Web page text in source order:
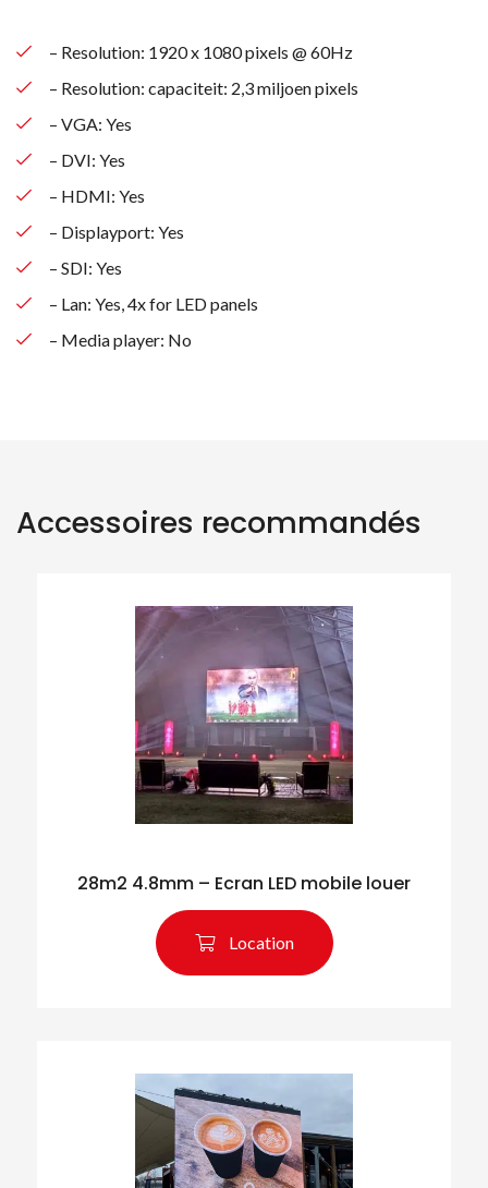
– Resolution: 1920 x 1080 pixels @ 60Hz
– Resolution: capaciteit: 2,3 miljoen pixels
– VGA: Yes
– DVI: Yes
– HDMI: Yes
– Displayport: Yes
– SDI: Yes
– Lan: Yes, 4x for LED panels
– Media player: No
Accessoires recommandés
28m2 4.8mm – Ecran LED mobile louer
Location
Rechercher des produits